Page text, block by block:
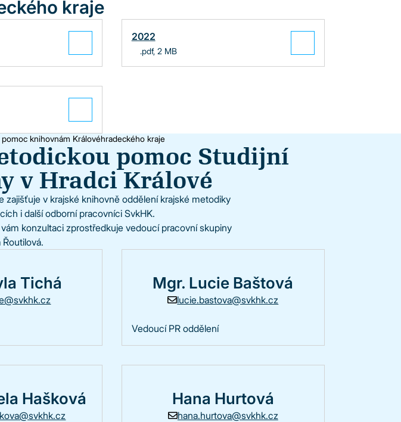
kraje
2022
.pdf, 2 MB
knihovnám Královéhradeckého kraje
pomoc Studijní
v Hradci Králové
zajišťuje v krajské knihovně oddělení krajské metodiky
i další odborní pracovníci SvkHK.
konzultaci zprostředkuje vedoucí pracovní skupiny
Řoutilová.
Tichá Mgr. Lucie Baštová
lucie.bastova@svkhk.cz
Vedoucí PR oddělení
Hašková Hana Hurtová
hana.hurtova@svkhk.cz